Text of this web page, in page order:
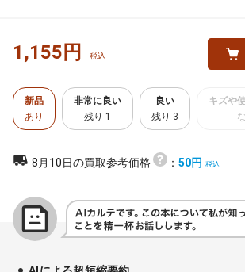
1,155円
新品
あり
非常に良い
残り 1
良い
残り 3
キズや
8月10日の買取参考価格 ： 50円